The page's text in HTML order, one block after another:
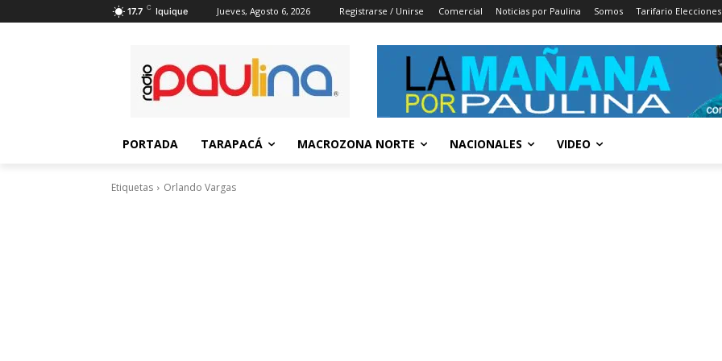
17.7 C Iquique Jueves, Agosto 6, 2026 Registrarse / Unirse Comercial Noticias por Paulina Somos Tarifario Elecciones
PORTADA TARAPACÁ MACROZONA NORTE NACIONALES VIDEO
Etiquetas Orlando Vargas